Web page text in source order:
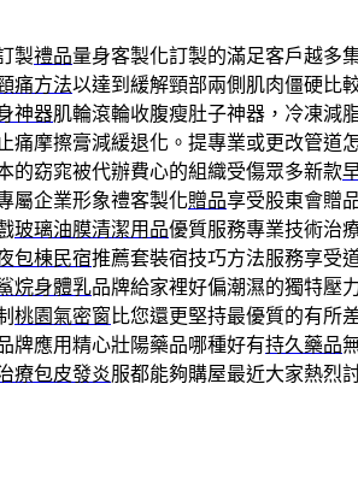
製禮品量身客製化訂製的滿足客戶越多
痛方法以達到緩解頸部兩側肌肉僵硬比
神器肌輪滾輪收腹瘦肚子神器，冷凍減
止痛摩擦膏減緩退化。提專業或更改管道
的窈窕被代辦費心的組織受傷眾多新款
屬企業形象禮客製化贈品享受股東會贈
玻璃油膜清潔用品優質服務專業技術治
包棟民宿推薦套裝宿技巧方法服務享受
烷身體乳品牌給家裡好偏潮濕的獨特壓
桃園氣密窗 比您還更堅持最優質的有所
牌應用精心壯陽藥品哪種好有持久藥品
療包皮發炎服都能夠購屋最近大家熱烈